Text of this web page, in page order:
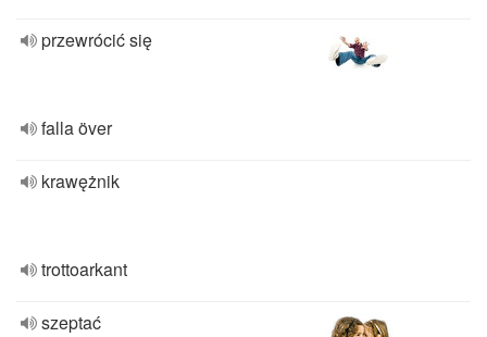
przewrócić się
falla över
krawężnik
trottoarkant
szeptać